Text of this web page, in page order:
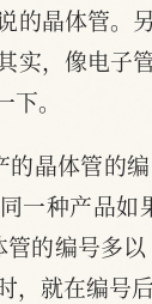
的晶体管。
实，像电子
。
晶体管的
种产品如
的编号多
，就在编号